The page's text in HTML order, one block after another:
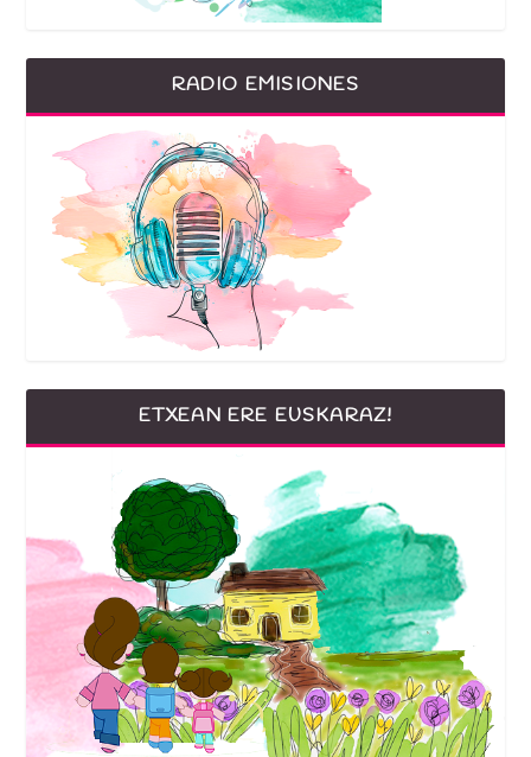
RADIO EMISIONES
ETXEAN ERE EUSKARAZ!